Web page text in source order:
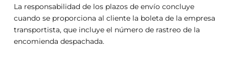
La responsabilidad de los plazos de envío concluye
cuando se proporciona al cliente la boleta de la empresa
transportista, que incluye el número de rastreo de la
encomienda despachada.